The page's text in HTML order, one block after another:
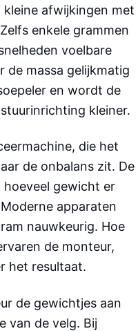
afwijkingen met
enkele grammen
voelbare
de massa gelijkmatig
en wordt de
kleiner.
die het
de onbalans zit. De
hoeveel gewicht er
apparaten
nauwkeurig. Hoe
de monteur,
het resultaat.
de gewichtjes aan
van de velg. Bij